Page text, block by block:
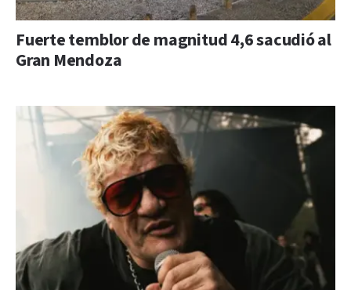
Fuerte temblor de magnitud 4,6 sacudió al
Gran Mendoza